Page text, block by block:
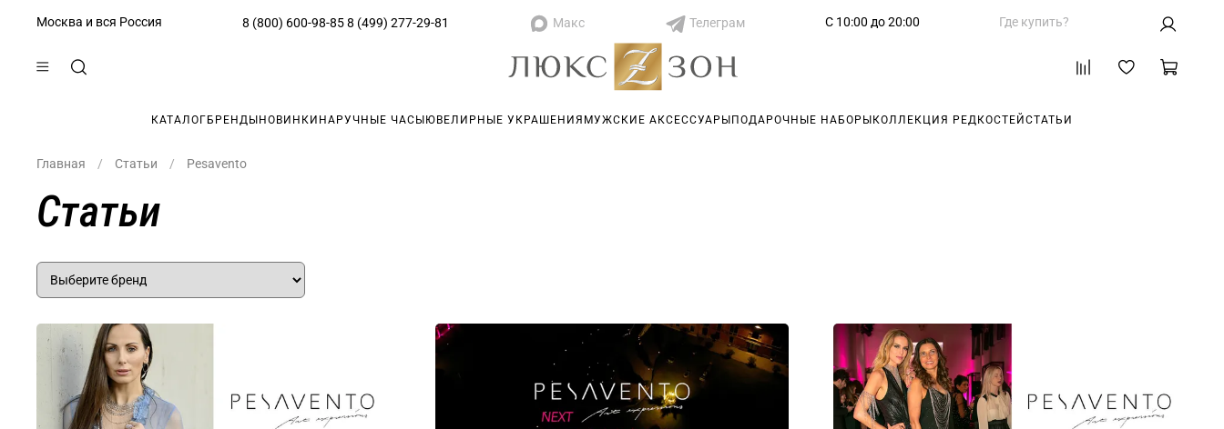
Москва и вся Россия 8 (800) 600-98-85 8 (499) 277-29-81 Макс Телеграм С 10:00 до 20:00 Где купить?
КАТАЛОГ БРЕНДЫ НОВИНКИ НАРУЧНЫЕ ЧАСЫ ЮВЕЛИРНЫЕ УКРАШЕНИЯ МУЖСКИЕ АКСЕССУАРЫ ПОДАРОЧНЫЕ НАБОРЫ КОЛЛЕКЦИЯ РЕДКОСТЕЙ СТАТЬИ
Главная Статьи Pesavento
Статьи